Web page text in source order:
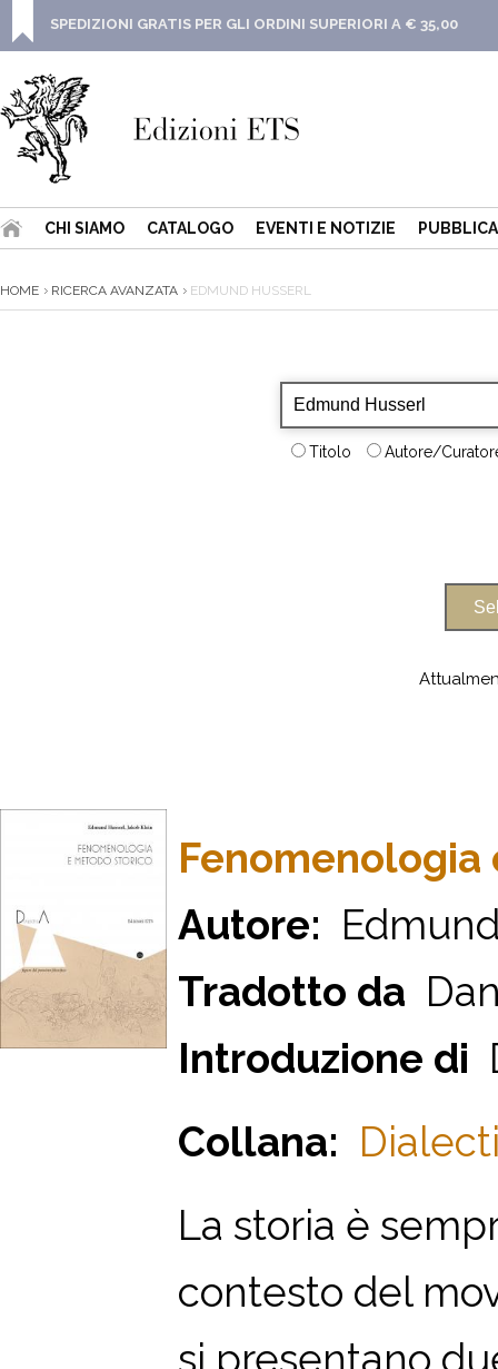
SPEDIZIONI GRATIS PER GLI ORDINI SUPERIORI A € 35,00
CHI SIAMO CATALOGO EVENTI E NOTIZIE
HOME RICERCA AVANZATA EDMUND HUSSERL
Titolo Autore/
Autore:
Tradotto da
Introduzione di
Collana:
La storia è
contesto del